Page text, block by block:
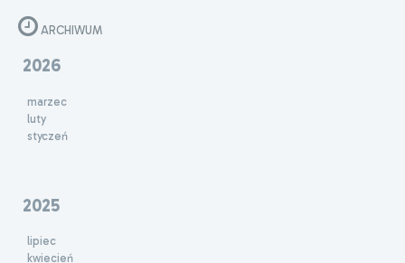
ARCHIWUM
2026
marzec
luty
styczeń
2025
lipiec
kwiecień